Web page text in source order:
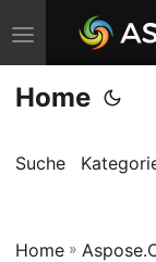
N
a
v
g
i
Home
Suche
Home »